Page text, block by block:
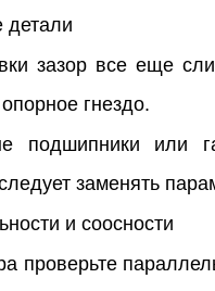
детали
зазор все еще
гнездо.
подшипники или
заменять
и соосности
проверьте